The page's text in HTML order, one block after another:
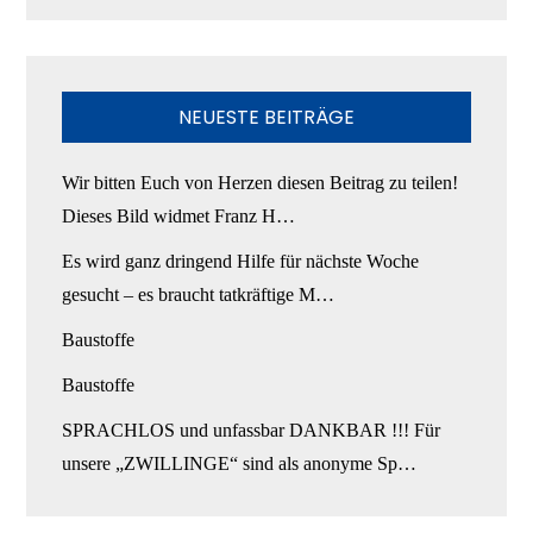
NEUESTE BEITRÄGE
Wir bitten Euch von Herzen diesen Beitrag zu teilen!
Dieses Bild widmet Franz H…
Es wird ganz dringend Hilfe für nächste Woche
gesucht – es braucht tatkräftige M…
Baustoffe
Baustoffe
SPRACHLOS und unfassbar DANKBAR !!! Für
unsere „ZWILLINGE“ sind als anonyme Sp…